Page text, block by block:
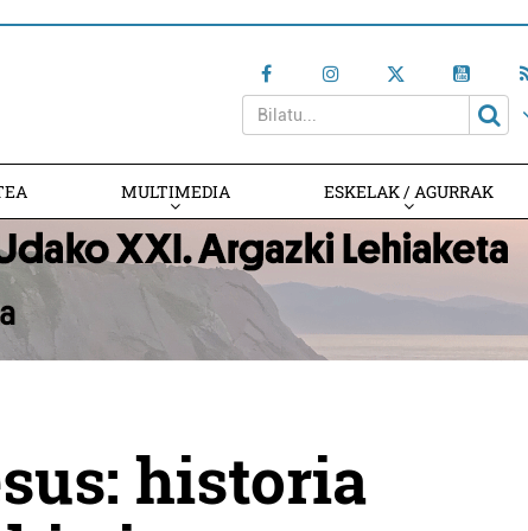
MULTIMEDIA ESKELAK / AGURRAK
historia